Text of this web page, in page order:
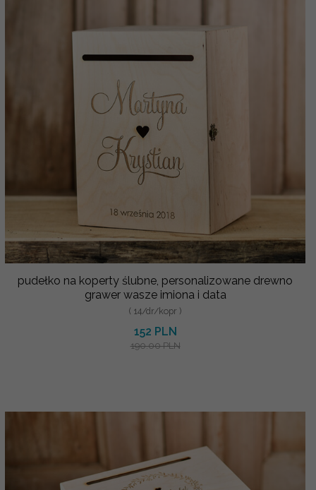
pudełko na koperty ślubne, personalizowane drewno
grawer wasze imiona i data
( 14/dr/kopr )
152 PLN
190.00 PLN